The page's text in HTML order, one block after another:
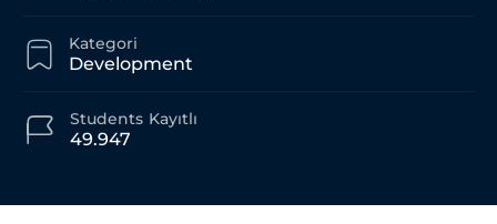
Kategori
Development
49.947
Students Kayıtlı